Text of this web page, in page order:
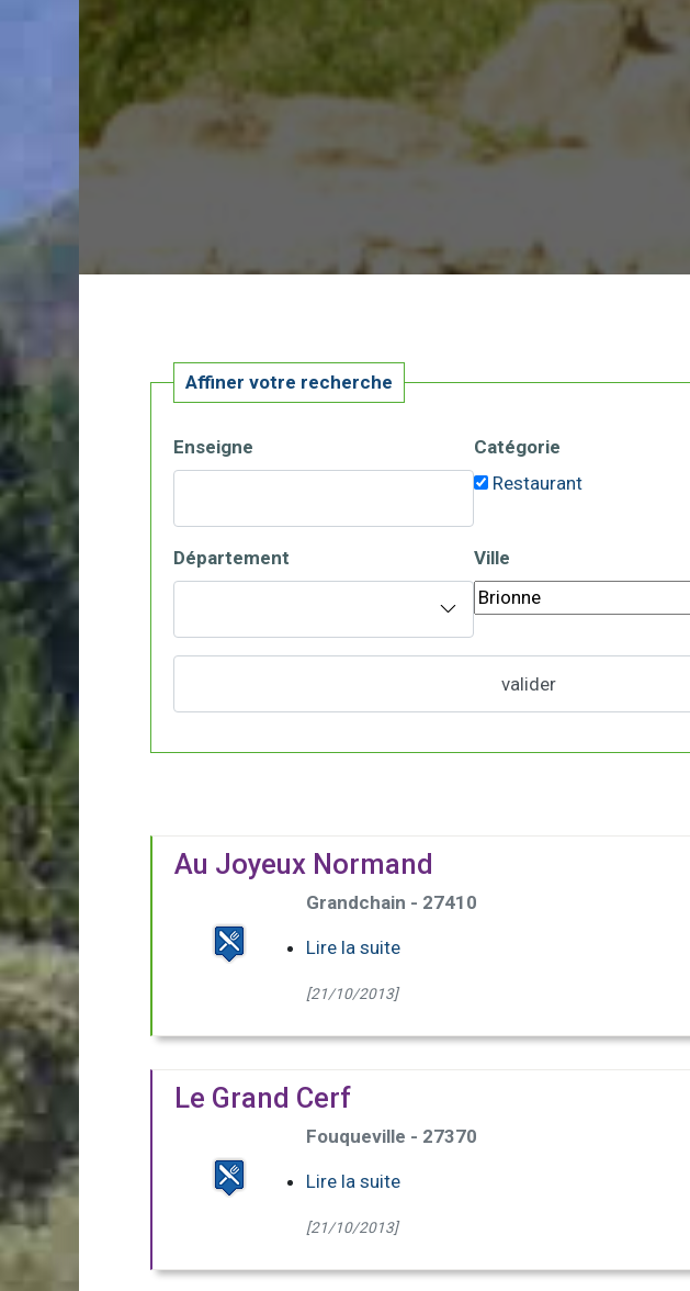
Affiner votre recherche
Enseigne
Catégorie
Restaurant
Département Ville
Au Joyeux Normand
Grandchain - 27410
Lire la suite
[21/10/2013]
Le Grand Cerf
Fouqueville - 27370
Lire la suite
[21/10/2013]